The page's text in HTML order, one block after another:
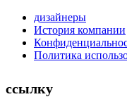
дизайнеры
История компании
Политика
ссылку